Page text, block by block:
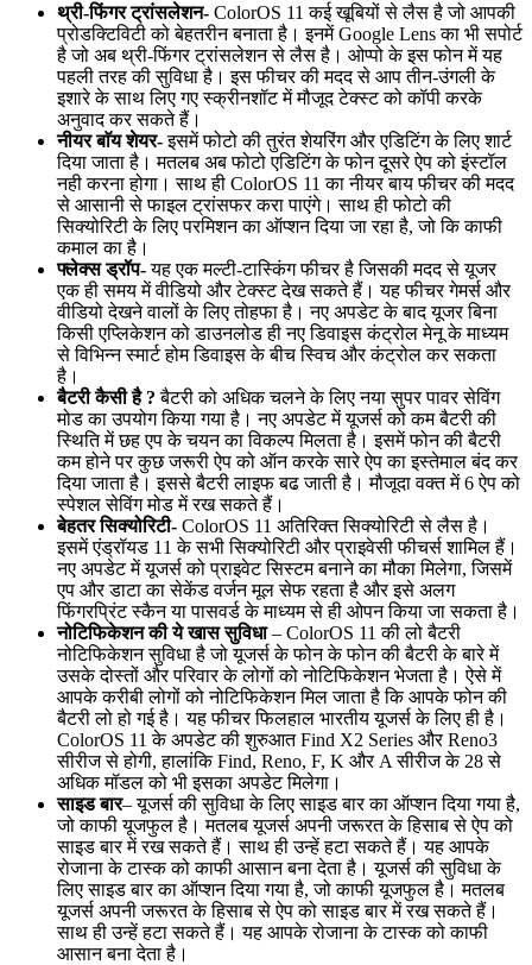
थ्री-फिंगर ट्रांसलेशन- ColorOS 11 कई खूबियों से लैस है जो आपकी
प्रोडक्टिविटी को बेहतरीन बनाता है। इनमें Google Lens का भी सपोर्ट
है जो अब थ्री-फिंगर ट्रांसलेशन से लैस है। ओप्पो के इस फोन में यह
पहली तरह की सुविधा है। इस फीचर की मदद से आप तीन-उंगली के
इशारे के साथ लिए गए स्क्रीनशॉट में मौजूद टेक्स्ट को कॉपी करके
अनुवाद कर सकते हैं।
नीयर बाॅय शेयर-इसमें फोटो की तुरंत शेयरिंग और एडिटिंग के लिए शार्ट
दिया जाता है। मतलब अब फोटो एडिटिंग के फोन दूसरे ऐप को इंस्टॉल
नही करना होगा। साथ ही ColorOS 11 का नीयर बाय फीचर की मदद
से आसानी से फाइल ट्रांसफर करा पाएंगे। साथ ही फोटो की
सिक्योरिटी के लिए परमिशन का ऑप्शन दिया जा रहा है, जो कि काफी
कमाल का है।
फ्लेक्स ड्रॉप-यह एक मल्टी-टास्किंग फीचर है जिसकी मदद से यूजर
एक ही समय में वीडियो और टेक्स्ट देख सकते हैं। यह फीचर गेमर्स और
वीडियो देखने वालों के लिए तोहफा है। नए अपडेट के बाद यूजर बिना
किसी एप्लिकेशन को डाउनलोड ही नए डिवाइस कंट्रोल मेनू के माध्यम
से विभिन्न स्मार्ट होम डिवाइस के बीच स्विच और कंट्रोल कर सकता
है।
बैटरी कैसी है ?बैटरी को अधिक चलने के लिए नया सुपर पावर सेविंग
मोड का उपयोग किया गया है। नए अपडेट में यूजर्स को कम बैटरी की
स्थिति में छह एप के चयन का विकल्प मिलता है। इसमें फोन की बैटरी
कम होने पर कुछ जरूरी ऐप को ऑन करके सारे ऐप का इस्तेमाल बंद कर
दिया जाता है। इससे बैटरी लाइफ बढ जाती है। मौजूदा वक्त में 6 ऐप को
स्पेशल सेविंग मोड में रख सकते हैं।
बेहतर सिक्योरिटी- ColorOS 11 अतिरिक्त सिक्योरिटी से लैस है।
इसमें एंड्रॉयड 11 के सभी सिक्योरिटी और प्राइवेसी फीचर्स शामिल हैं।
नए अपडेट में यूजर्स को प्राइवेट सिस्टम बनाने का मौका मिलेगा, जिसमें
एप और डाटा का सेकेंड वर्जन मूल सेफ रहता है और इसे अलग
फिंगरप्रिंट स्कैन या पासवर्ड के माध्यम से ही ओपन किया जा सकता है।
नोटिफिकेशन की ये खास सुविधा– ColorOS 11 की लो बैटरी
नोटिफिकेशन सुविधा है जो यूजर्स के फोन के फोन की बैटरी के बारे में
उसके दोस्तों और परिवार के लोगों को नोटिफिकेशन भेजता है। ऐसे में
आपके करीबी लोगों को नोटिफिकेशन मिल जाता है कि आपके फोन की
बैटरी लो हो गई है। यह फीचर फिलहाल भारतीय यूजर्स के लिए ही है।
ColorOS 11 के अपडेट की शुरुआत Find X2 Series और Reno3
सीरीज से होगी, हालांकि Find, Reno, F, K और A सीरीज के 28 से
अधिक मॉडल को भी इसका अपडेट मिलेगा।
साइड बार– यूजर्स की सुविधा के लिए साइड बार का ऑप्शन दिया गया है,
जो काफी यूजफुल है। मतलब यूजर्स अपनी जरूरत के हिसाब से ऐप को
साइड बार में रख सकते हैं। साथ ही उन्हें हटा सकते हैं। यह आपके
रोजाना के टास्क को काफी आसान बना देता है। यूजर्स की सुविधा के
लिए साइड बार का ऑप्शन दिया गया है, जो काफी यूजफुल है। मतलब
यूजर्स अपनी जरूरत के हिसाब से ऐप को साइड बार में रख सकते हैं।
साथ ही उन्हें हटा सकते हैं। यह आपके रोजाना के टास्क को काफी
आसान बना देता है।